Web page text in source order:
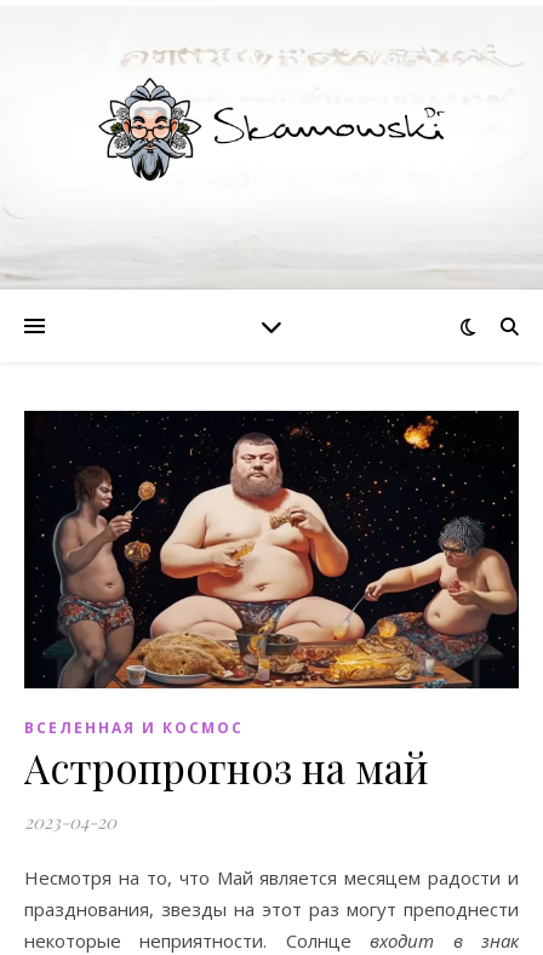
ВСЕЛЕННАЯ И КОСМОС
Астропрогноз на май
2023-04-20
Несмотря на то, что Май является месяцем радости и
празднования, звезды на этот раз могут преподнести
некоторые неприятности. Солнце входит в знак